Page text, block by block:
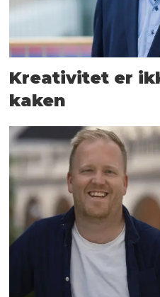
Kreativitet er
kaken